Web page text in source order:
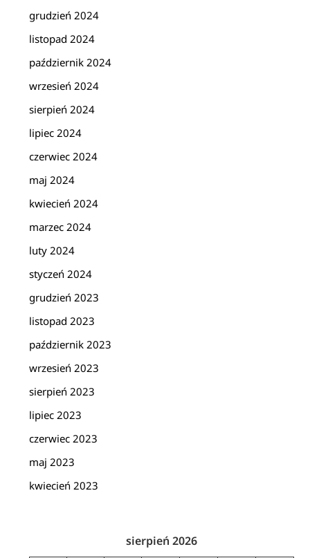
grudzień 2024
listopad 2024
październik 2024
wrzesień 2024
sierpień 2024
lipiec 2024
czerwiec 2024
maj 2024
kwiecień 2024
marzec 2024
luty 2024
styczeń 2024
grudzień 2023
listopad 2023
październik 2023
wrzesień 2023
sierpień 2023
lipiec 2023
czerwiec 2023
maj 2023
kwiecień 2023
sierpień 2026